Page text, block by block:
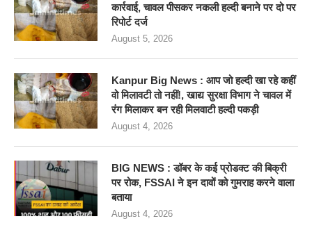
कार्रवाई, चावल पीसकर नकली हल्दी बनाने पर दो पर
रिपोर्ट दर्ज
August 5, 2026
Kanpur Big News : आप जो हल्दी खा रहे कहीं
वो मिलावटी तो नहीं!, खाद्य सुरक्षा विभाग ने चावल में
रंग मिलाकर बन रही मिलवाटी हल्दी पकड़ी
August 4, 2026
BIG NEWS : डॉबर के कई प्रोडक्ट की बिक्री
पर रोक, FSSAI ने इन दावों को गुमराह करने वाला
बताया
August 4, 2026